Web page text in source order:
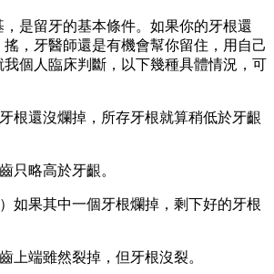
是留牙的基本條件。如果你的牙根還
，牙醫師還是有機會幫你留住，用自己
個人臨床判斷，以下幾種具體情況，可
根還沒爛掉，所存牙根就算稍低於牙齦
只略高於牙齦。
如果其中一個牙根爛掉，剩下好的牙根
上端雖然裂掉，但牙根沒裂。